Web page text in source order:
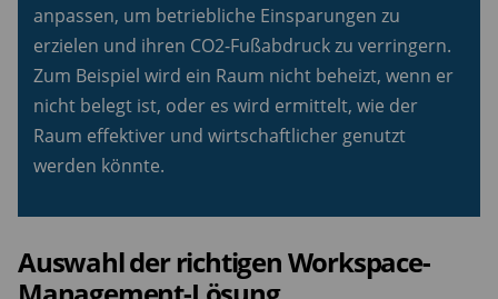
anpassen, um betriebliche Einsparungen zu
erzielen und ihren CO2-Fußabdruck zu verringern.
Zum Beispiel wird ein Raum nicht beheizt, wenn er
nicht belegt ist, oder es wird ermittelt, wie der
Raum effektiver und wirtschaftlicher genutzt
werden könnte.
Auswahl der richtigen Workspace-